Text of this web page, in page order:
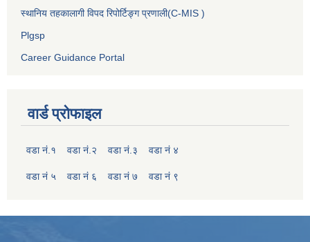
स्थानिय तहकालागी विपद रिपोर्टिङ्ग प्रणाली(C-MIS )
Plgsp
Career Guidance Portal
वार्ड प्रोफाइल
वडा नं.१ वडा नं.२ वडा नं.३ वडा नं ४
वडा नं ५ वडा नं ६ वडा नं ७ वडा नं ९